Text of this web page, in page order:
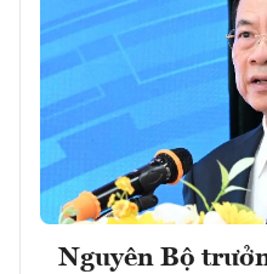
Nguyên Bộ